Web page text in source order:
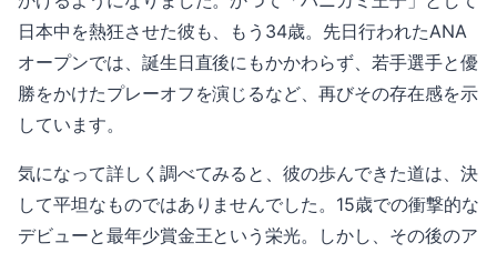
日本中を熱狂させた彼も、もう34歳。先日行われたANA
オープンでは、誕生日直後にもかかわらず、若手選手と優
勝をかけたプレーオフを演じるなど、再びその存在感を示
しています。
気になって詳しく調べてみると、彼の歩んできた道は、決
して平坦なものではありませんでした。15歳での衝撃的な
デビューと最年少賞金王という栄光。しかし、その後のア